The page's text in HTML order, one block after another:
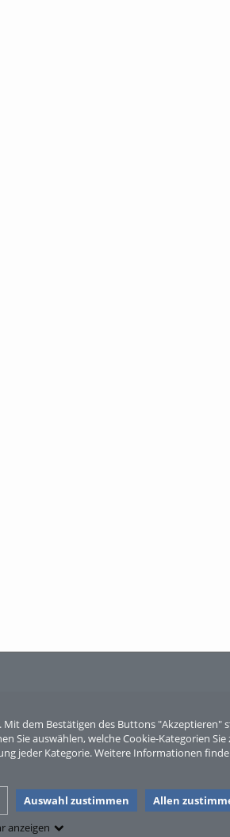
dem Bestätigen des Buttons "Akzeptieren"
Sie auswählen, welche Cookie-Kategorien
jeder Kategorie. Weitere Informationen
Auswahl zustimmen
Allen
anzeigen